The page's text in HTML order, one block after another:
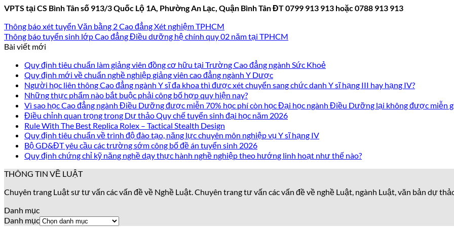
VPTS tại CS Bình Tân số 913/3 Quốc Lộ 1A, Phường An Lạc, Quận Bình Tân ĐT 0799 913 913 hoặc 0788 913 913
Thông báo xét tuyển Văn bằng 2 Cao đẳng Xét nghiệm TPHCM
Thông báo tuyển sinh lớp Cao đẳng Điều dưỡng hệ chính quy 02 năm tại TPHCM
Bài viết mới
Quy định tiêu chuẩn làm giảng viên đồng cơ hữu tại Trường Cao đẳng ngành Sức Khoẻ
Quy định mới về chuẩn nghề nghiệp giảng viên cao đẳng ngành Y Dược
Người học liên thông Cao đẳng ngành Y sĩ đa khoa thì được xét chuyển sang chức danh Y sĩ hạng III hay hạng IV?
Những thực phẩm nào bắt buộc phải công bố hợp quy hiện nay?
Vì sao học Cao đẳng ngành Điều Dưỡng được miễn 70% học phí còn học Đại học ngành Điều Dưỡng lại không được miễn
Điều chỉnh quan trọng trong Dự thảo Quy chế tuyển sinh đại học năm 2026
Rule With The Best Replica Rolex – Tactical Stealth Design
Quy định tiêu chuẩn về trình độ đào tạo, năng lực chuyên môn nghiệp vụ Y sĩ hạng IV
Bộ GD&ĐT yêu cầu các trường sớm công bố đề án tuyển sinh 2026
Quy định chứng chỉ kỹ năng nghề dạy thực hành nghề nghiệp theo hướng linh hoạt như thế nào?
THÔNG TIN VỀ LUẬT
Chuyên trang Luật sư tư vấn các vấn đề về Nghề Luật. Chuyên trang tư vấn các vấn đề về nghề Luật, ngành Luật, văn bản dự
Danh mục
Danh mục